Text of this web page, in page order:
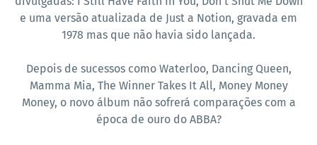
e uma versão atualizada de Just a Notion, gravada em
1978 mas que não havia sido lançada.
Depois de sucessos como Waterloo, Dancing Queen,
Mamma Mia, The Winner Takes It All, Money Money
Money, o novo álbum não sofrerá comparações com a
época de ouro do ABBA?